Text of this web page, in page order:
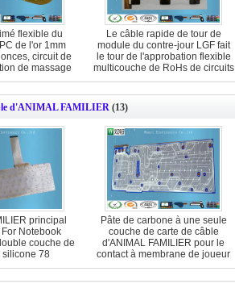
flexible du
de l'or 1mm
circuit de
de massage
pied
Le câble rapide de tour de
module du contre-jour LGF fait
le tour de l'approbation flexible
multicouche de RoHs de circuits
d'ANIMAL FAMILIER (13)
principal
Notebook
couche de
78
Pâte de carbone à une seule
couche de carte de câble
d'ANIMAL FAMILIER pour le
contact à membrane de joueur
de jeu de jouet